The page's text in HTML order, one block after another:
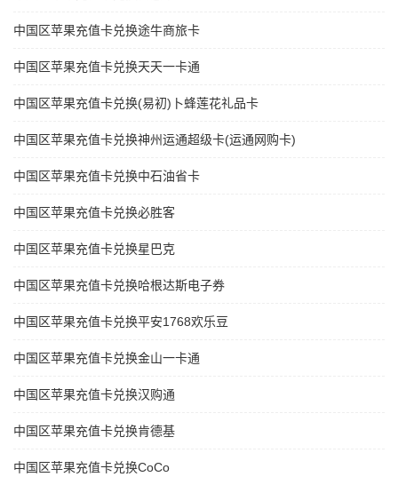
中国区苹果充值卡兑换途牛商旅卡
中国区苹果充值卡兑换天天一卡通
中国区苹果充值卡兑换(易初)卜蜂莲花礼品卡
中国区苹果充值卡兑换神州运通超级卡(运通网购卡)
中国区苹果充值卡兑换中石油省卡
中国区苹果充值卡兑换必胜客
中国区苹果充值卡兑换星巴克
中国区苹果充值卡兑换哈根达斯电子券
中国区苹果充值卡兑换平安1768欢乐豆
中国区苹果充值卡兑换金山一卡通
中国区苹果充值卡兑换汉购通
中国区苹果充值卡兑换肯德基
中国区苹果充值卡兑换CoCo